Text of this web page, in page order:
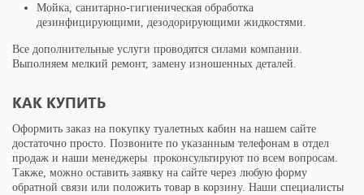
Мойка, санитарно-гигиеническая обработка
дезинфицирующими, дезодорирующими жидкостями.
Все дополнительные услуги проводятся силами компании.
Выполняем мелкий ремонт, замену изношенных деталей.
КАК КУПИТЬ
Оформить заказ на покупку туалетных кабин на нашем сайте
достаточно просто. Позвоните по указанным телефонам в отдел
продаж и наши менеджеры проконсультируют по всем вопросам.
Также, можно оставить заявку на сайте через любую форму
обратной связи или положить товар в корзину. Наши специалисты